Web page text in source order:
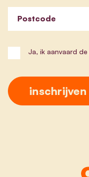
Postcode
Ja, ik aanvaard de